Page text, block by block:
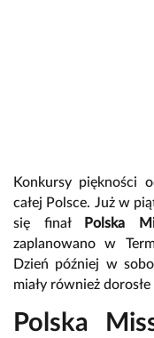
Konkursy piękności
całej Polsce. Już w
się finał
Polska
zaplanowano w
Dzień później w
miały również
Polska